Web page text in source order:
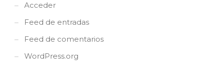
Acceder
Feed de entradas
Feed de comentarios
WordPress.org